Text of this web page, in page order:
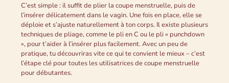
C’est simple : il suffit de plier la coupe menstruelle, puis de
l’insérer délicatement dans le vagin. Une fois en place, elle se
déploie et s’ajuste naturellement à ton corps. Il existe plusieurs
techniques de pliage, comme le pli en C ou le pli « punchdown
», pour t’aider à l’insérer plus facilement. Avec un peu de
pratique, tu découvriras vite ce qui te convient le mieux – c’est
l’étape clé pour toutes les utilisatrices de coupe menstruelle
pour débutantes.